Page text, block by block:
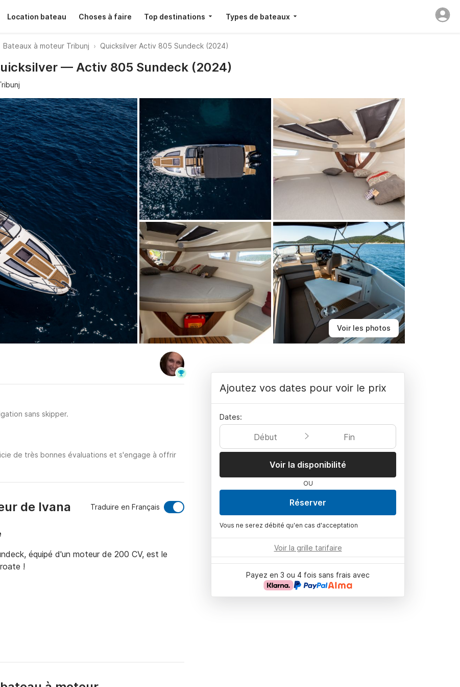
Location bateau Choses à faire Top destinations Types de bateaux
Bateaux à moteur Tribunj Quicksilver Activ 805 Sundeck (2024)
Voir les photos
— Activ 805 Sundeck (2024)
sans skipper.
de très bonnes évaluations et s'engage à offrir
de Ivana Traduire en Français
équipé d'un moteur de 200 CV, est le
!
et caution de 700 € requis
location
Ajoutez vos dates pour voir le prix
Dates:
Début Fin
Voir la disponibilité
OU
Réserver
Vous ne serez débité qu'en cas d'acceptation
Voir la grille tarifaire
Payez en 3 ou 4 fois sans frais avec